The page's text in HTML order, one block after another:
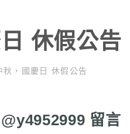
休假公告
秋，國慶日 休假公告
留言